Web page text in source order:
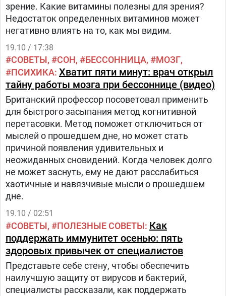
зрение. Какие витамины полезны для зрения?
Недостаток определенных витаминов может
негативно влиять на то, как мы видим.
19.10 / 17:38
СОВЕТЫ СОН БЕССОННИЦА
МОЗГ
ПСИХИКА Хватит пяти минут: врач открыл
тайну работы мозга при бессоннице (видео)
Британский профессор посоветовал применить
для быстрого засыпания метод когнитивной
перетасовки. Метод поможет отключиться от
мыслей о прошедшем дне, но может стать
причиной появления удивительных и
неожиданных сновидений. Когда человек долго
не может заснуть, ему не дают расслабиться
хаотичные и навязчивые мысли о прошедшем
дне.
19.10 / 02:51
СОВЕТЫ ПОЛЕЗНЫЕ СОВЕТЫ Как
поддержать иммунитет осенью: пять
здоровых привычек от специалистов
Представьте себе стену, чтобы обеспечить
наилучшую защиту от вирусов и бактерий,
специалисты рассказали, как поддержать